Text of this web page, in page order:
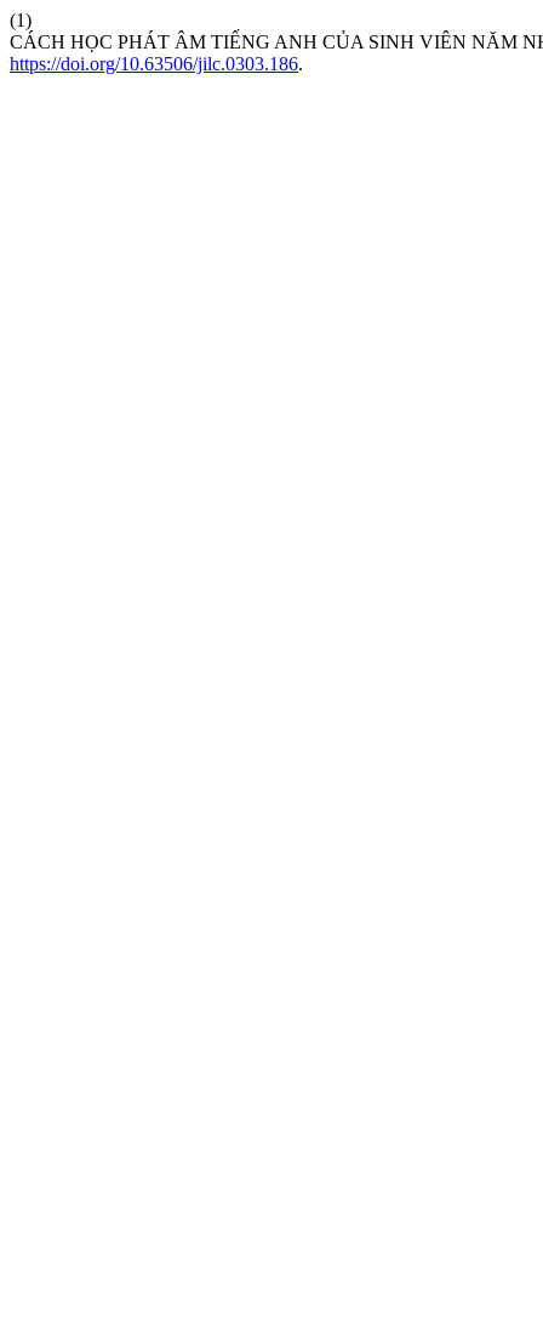
(1)
CÁCH HỌC PHÁT ÂM TIẾNG ANH CỦA SINH VIÊN NĂM
https://doi.org/10.63506/jilc.0303.186.